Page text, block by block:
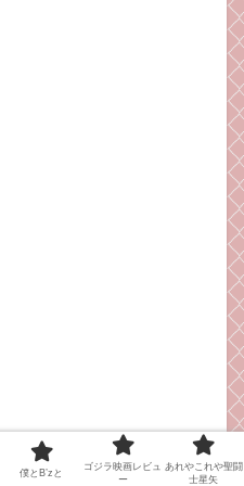
僕とB’zと
ゴジラ映画レビュ
ー
あれやこれや聖闘
士星矢